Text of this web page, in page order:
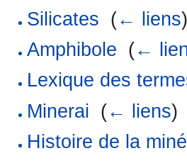
Silicates (← liens)
Amphibole (←
Lexique des
Minerai (← liens)
Histoire de la